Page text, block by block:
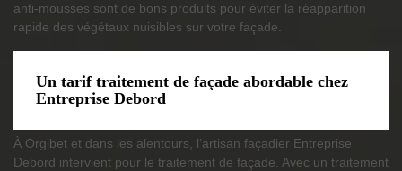
anti-mousses sont de bons produits pour éviter la réapparition
rapide des végétaux nuisibles sur votre façade.
Un tarif traitement de façade abordable chez
Entreprise Debord
À Orgibet et dans les alentours, l’artisan façadier Entreprise
Debord intervient pour le traitement de façade. Avec un traitement